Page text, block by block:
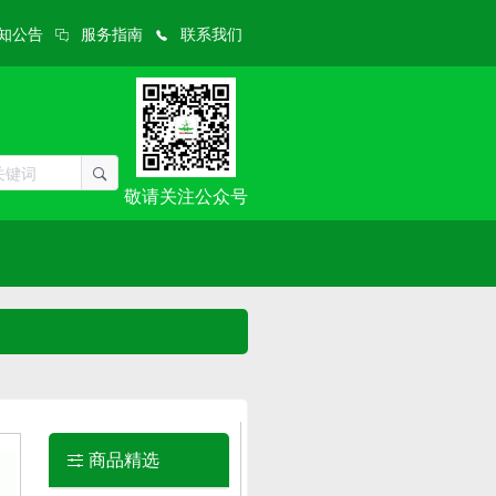
公告 服务指南 联系我们
敬请关注公众号
商品精选